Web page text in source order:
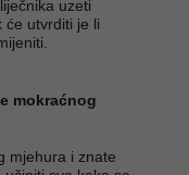
uzeti
će utvrditi je li
mokraćnog
mjehura i znate